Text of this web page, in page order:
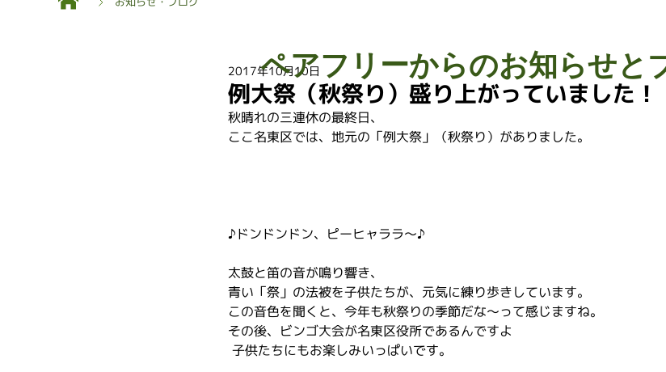
例大祭（秋祭り）盛り上がっていました！
2017年10月10日
秋晴れの三連休の最終日、
ここ名東区では、地元の「例大祭」（秋祭り）がありました。
♪ドンドンドン、ピーヒャララ～♪
太鼓と笛の音が鳴り響き、
青い「祭」の法被を子供たちが、元気に練り歩きしています。
この音色を聞くと、今年も秋祭りの季節だな～って感じますね。
その後、ビンゴ大会が名東区役所であるんですよ
子供たちにもお楽しみいっぱいです。
ペアフリーからのお知らせと